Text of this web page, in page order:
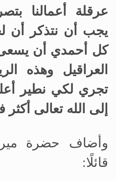
عرقلة أعمالنا
يجب أن نتذكر أن
كل أحمدي أن
العراقيل وهذه
تجري لكي نطير
إلى الله تعالى أكثر
وأضاف حضرة
قائلًا: